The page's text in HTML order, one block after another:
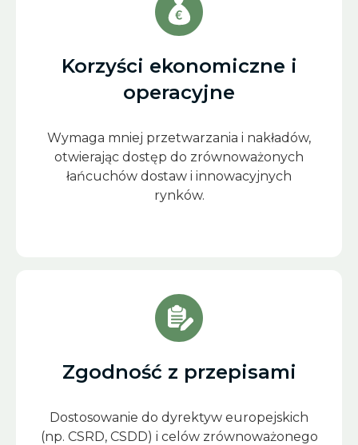
Korzyści ekonomiczne i
operacyjne
Wymaga mniej przetwarzania i nakładów,
otwierając dostęp do zrównoważonych
łańcuchów dostaw i innowacyjnych
rynków.
Zgodność z przepisami
Dostosowanie do dyrektyw europejskich
(np. CSRD, CSDD) i celów zrównoważonego